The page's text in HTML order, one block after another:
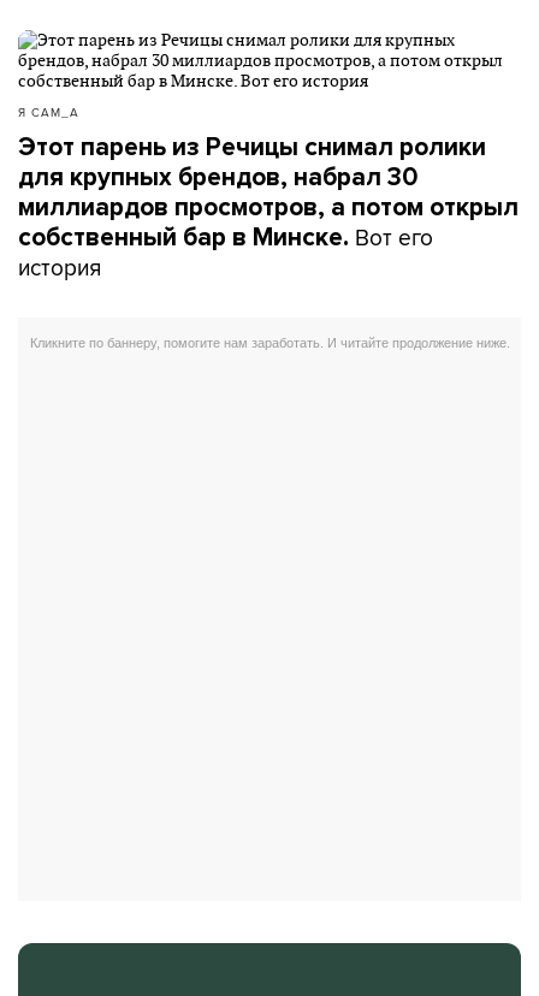
Я САМ_А
Этот парень из Речицы снимал ролики
для крупных брендов, набрал 30
миллиардов просмотров, а потом открыл
собственный бар в Минске. Вот его
история